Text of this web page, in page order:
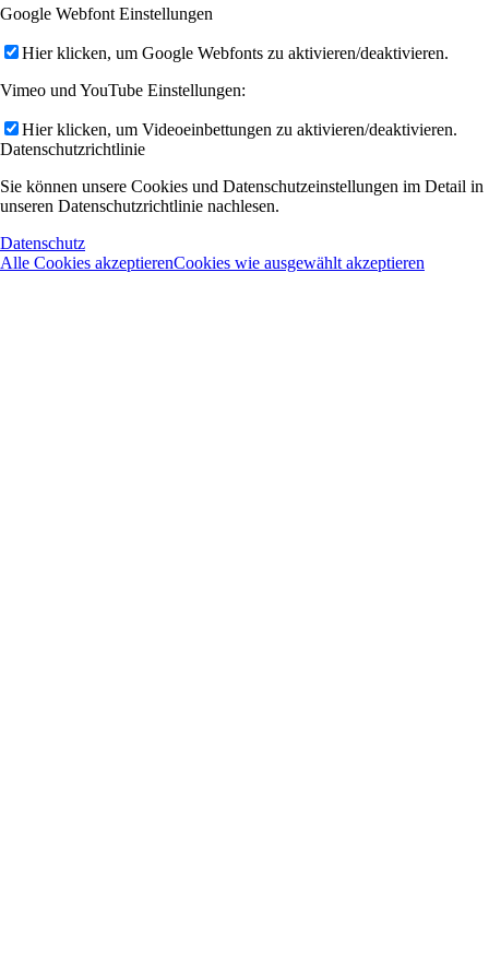
Google Webfont Einstellungen
Hier klicken, um Google Webfonts zu aktivieren/deaktivieren.
Vimeo und YouTube Einstellungen:
Hier klicken, um Videoeinbettungen zu aktivieren/deaktivieren.
Datenschutzrichtlinie
Sie können unsere Cookies und Datenschutzeinstellungen im Detail in
unseren Datenschutzrichtlinie nachlesen.
Datenschutz
Alle Cookies akzeptierenCookies wie ausgewählt akzeptieren